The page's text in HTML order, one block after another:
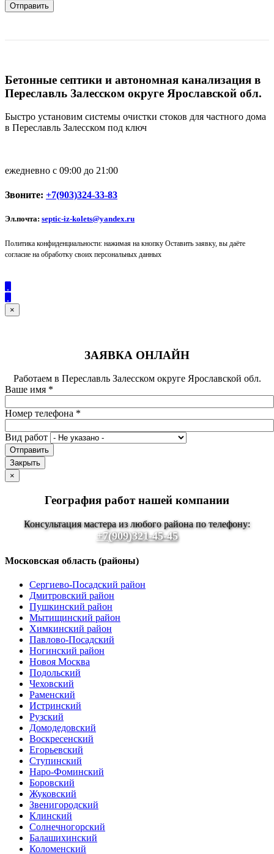
Отправить
Бетонные септики и автономная канализация в
Переславль Залесском округе Ярославской обл.
Быстро установим системы очистки стоков для частного дома
в Переславль Залесском под ключ
ежедневно с 09:00 до 21:00
Звоните: +7(903)324-33-83
Эл.почта: septic-iz-kolets@yandex.ru
Политика конфиденциальности: нажимая на кнопку Оставить заявку, вы даёте
согласие на обработку своих персональных данных
×
ЗАЯВКА ОНЛАЙН
Работаем в Переславль Залесском округе Ярославской обл.
Ваше имя *
Номер телефона *
Вид работ
Отправить
Закрыть
×
География работ нашей компании
Консультация мастера из любого района по телефону:
+7(909)321-45-45
Московская область (районы)
Сергиево-Посадский район
Дмитровский район
Пушкинский район
Мытищинский район
Химкинский район
Павлово-Посадский
Ногинский район
Новоя Москва
Подольский
Чеховский
Раменский
Истринский
Рузский
Домодедовский
Воскресенский
Егорьевский
Ступинский
Наро-Фоминский
Боровский
Жуковский
Звенигородский
Клинский
Солнечногорский
Балашихинский
Коломенский